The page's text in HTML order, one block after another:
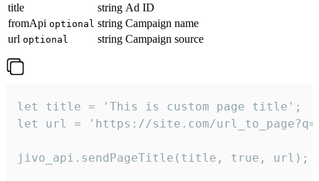
title
string Ad ID
fromApi optional string Campaign name
url optional string Campaign source
let title = 'This is custom page title';
let url = 'https://site.com/
jivo_api.sendPageTitle(title, true, url);